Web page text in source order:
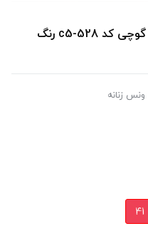
ونس کنفی وارداتی مسترکوالیتی گوچی کد 528-c5 رنگ
ونس زنانه
41